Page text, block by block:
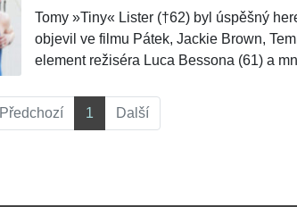
Tomy »Tiny« Lister (†62) byl úspěšný
objevil ve filmu Pátek, Jackie Brown,
element režiséra Luca Bessona (61) a
ve čtvrtek 10. prosince zemřel. Jeho
Předchozí 1 Další